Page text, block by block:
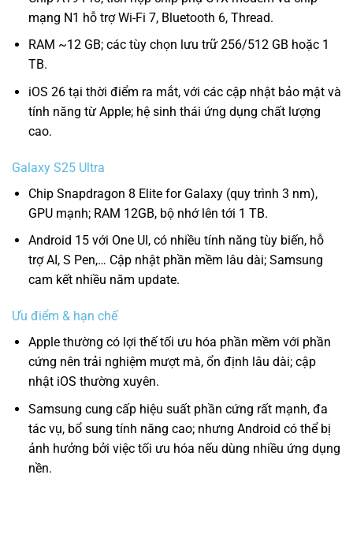
mạng N1 hỗ trợ Wi-Fi 7, Bluetooth 6, Thread.
RAM ~12 GB; các tùy chọn lưu trữ 256/512 GB hoặc 1
TB.
iOS 26 tại thời điểm ra mắt, với các cập nhật bảo mật và
tính năng từ Apple; hệ sinh thái ứng dụng chất lượng
cao.
Galaxy S25 Ultra
Chip Snapdragon 8 Elite for Galaxy (quy trình 3 nm),
GPU mạnh; RAM 12GB, bộ nhớ lên tới 1 TB.
Android 15 với One UI, có nhiều tính năng tùy biến, hỗ
trợ AI, S Pen,… Cập nhật phần mềm lâu dài; Samsung
cam kết nhiều năm update.
Ưu điểm & hạn chế
Apple thường có lợi thế tối ưu hóa phần mềm với phần
cứng nên trải nghiệm mượt mà, ổn định lâu dài; cập
nhật iOS thường xuyên.
Samsung cung cấp hiệu suất phần cứng rất mạnh, đa
tác vụ, bổ sung tính năng cao; nhưng Android có thể bị
ảnh hưởng bởi việc tối ưu hóa nếu dùng nhiều ứng dụng
nền.